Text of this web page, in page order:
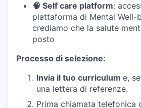
🧠 Self care platform:
piattaforma di Mental Well-
crediamo che la salute
posto
Processo di selezione:
Invia il tuo curriculum e,
una lettera di referenze.
Prima chiamata telefonica